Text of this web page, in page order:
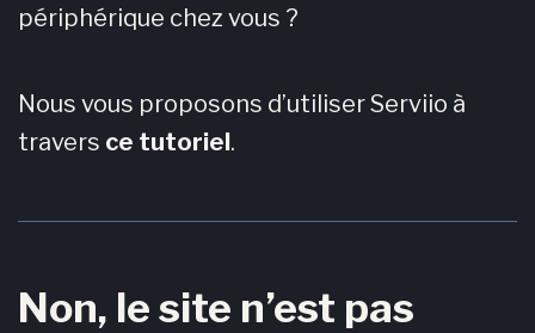
périphérique chez vous ?
Nous vous proposons d’utiliser Serviio à
travers ce tutoriel.
Non, le site n’est pas